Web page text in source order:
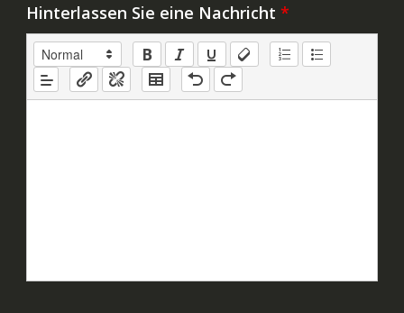
Hinterlassen Sie eine Nachricht *